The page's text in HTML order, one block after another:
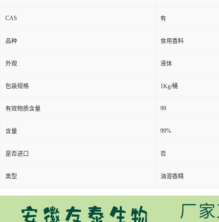
CAS 有
品种 食用香料
外观 液体
包装规格 1Kg/桶
有效物质含量 99
含量 99%
是否进口 否
类型 油溶香精